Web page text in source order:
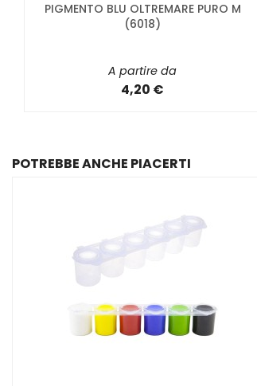
PIGMENTO BLU OLTREMARE PURO M
(6018)
A partire da
4,20 €
POTREBBE ANCHE PIACERTI